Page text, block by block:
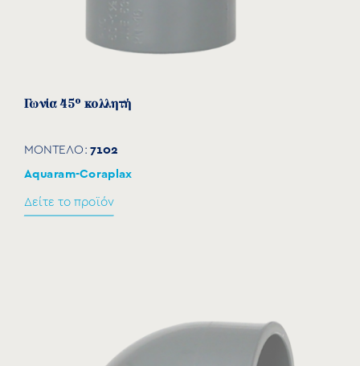
Γωνία 45° κολλητή
ΜΟΝΤΕΛΟ:7102
Aquaram-Coraplax
Δείτε το προϊόν